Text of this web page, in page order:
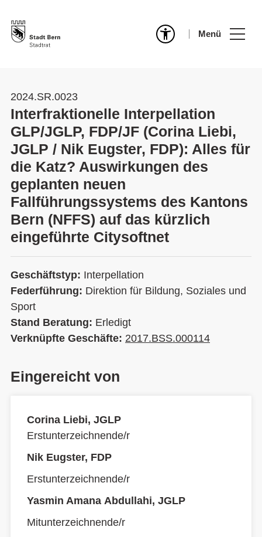
Menü
2024.SR.0023
Interfraktionelle Interpellation
GLP/JGLP, FDP/JF (Corina Liebi,
JGLP / Nik Eugster, FDP): Alles für
die Katz? Auswirkungen des
geplanten neuen
Fallführungssystems des Kantons
Bern (NFFS) auf das kürzlich
eingeführte Citysoftnet
Geschäftstyp: Interpellation
Federführung: Direktion für Bildung, Soziales und
Sport
Stand Beratung: Erledigt
Verknüpfte Geschäfte: 2017.BSS.000114
Eingereicht von
Corina Liebi, JGLP
Erstunterzeichnende/r
Nik Eugster, FDP
Erstunterzeichnende/r
Yasmin Amana Abdullahi, JGLP
Mitunterzeichnende/r